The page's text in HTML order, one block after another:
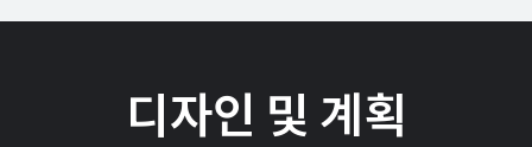
디자인 및 계획